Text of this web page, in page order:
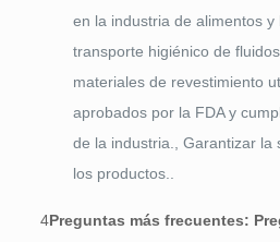
en la industria de alimentos
transporte higiénico de
materiales de revestimiento
aprobados por la FDA y
de la industria., Garantizar la
los productos..
4Preguntas más frecuentes: